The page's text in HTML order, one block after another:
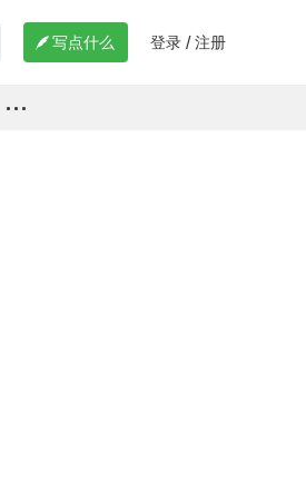
 写点什么 登录 / 注册